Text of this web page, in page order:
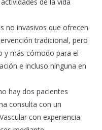
no invasivos que ofrecen
tradicional, pero
y más cómodo para el
e incluso ninguna en
hay dos pacientes
consulta con un
con experiencia